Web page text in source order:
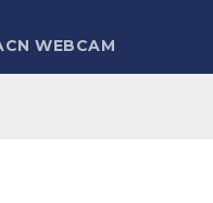
WEBCAM